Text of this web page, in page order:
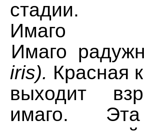
стадии.
Имаго
Имаго
iris). Красная
выходит
имаго.